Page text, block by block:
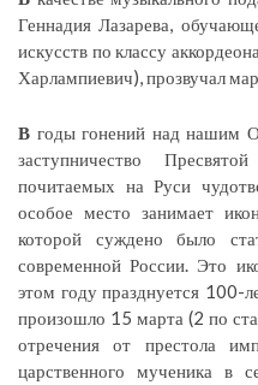
Геннадия Лазарева,
искусств по классу
Харлампиевич), прозвучал
В годы гонений над нашим
заступничество
почитаемых на Руси
особое место занимает
которой суждено было
современной России. Это
этом году празднуется 100-
произошло 15 марта (2 по
отречения от престола
царственного мученика в